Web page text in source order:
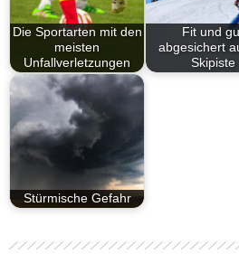
Die Sportarten mit den
meisten
Unfallverletzungen
Fit und
abgesichert
Skipiste
Stürmische Gefahr